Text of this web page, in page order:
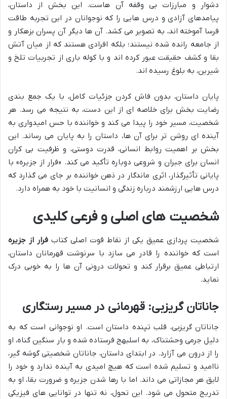
دشوار و مبارزات بی وقفه آن هاست. این بخش از داستان،
پیامدهای آزادی و درس هایی را که نوجوانان در این تجربه طاقت
فرسا آموخته اند، به تصویر می کشد. آن ها دیگر آن پسران بزهکار و
از جامعه رانده شده نیستند؛ بلکه افرادی هستند که از میان آتش
بقا و کشف حقیقت عبور کرده اند و با کوله باری از تجربیات تلخ و
شیرین، به بلوغ رسیده اند.
پایان داستان، بدون فاش کردن جزئیات کامل، با یک جمع بندی
رضایت بخش برای خلاصه ای از این دست، به نتیجه می رسد. هر
شخصیت، مسیر خود را پیدا می کند و خواننده با حس امیدواری به
آینده ای روشن تر برای آن ها، داستان را به پایان می رساند. این
بخش بر اهمیت روابط انسانی، قدرت دوستی، و ظرفیت بی کران
انسان برای جبران و شروعی دوباره تأکید می کند. «فرار از جزیره» با
پایانی تأثیرگذار، اثری ماندگار در ذهن خواننده بر جای می گذارد که
درس هایی ارزشمند درباره زندگی و انسانیت با خود به همراه دارد.
شخصیت های اصلی و فرعی کلیدی
شخصیت پردازی عمیق یکی از نقاط قوت اصلی کتاب فرار از جزیره
است که خواننده را قادر می سازد با سرنوشت قهرمانان داستان،
ارتباطی عمیق برقرار کند و تحولات درونی آن ها را به خوبی درک
نماید.
جاناتان گریزبی: قهرمانی در مسیر رستگاری
جاناتان گریزبی، قلب تپنده داستان است. او نوجوانی است که به
دلیل جرمی وحشتناک، به اسلبهج فرستاده شده و بار سنگین گناه، او
را از درون می آزارد. در ابتدای داستان، جاناتان شخصیتی گوشه گیر،
ناامید و تسلیم شده است که هیچ امیدی به آینده ندارد و خود را
لایق هر مجازاتی می داند. اما با رها شدن جزیره و ضرورت بقا، او به
تدریج متحول می شود. این تحول، نه تنها در توانایی های فیزیکی